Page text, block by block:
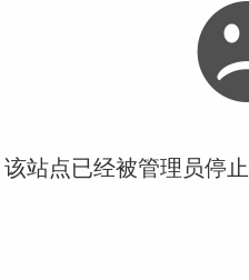
站点已经被管理员停